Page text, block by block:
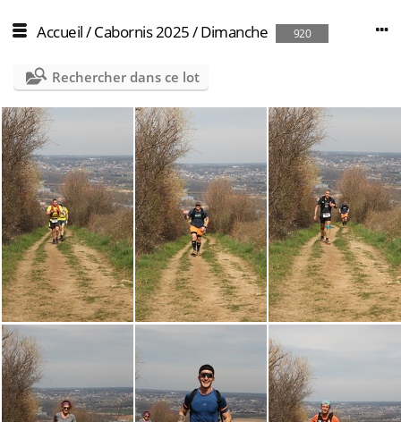
Accueil/Cabornis 2025/Dimanche 920
Rechercher dans ce lot